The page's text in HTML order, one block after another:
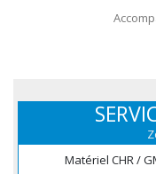
Matériel CHR /